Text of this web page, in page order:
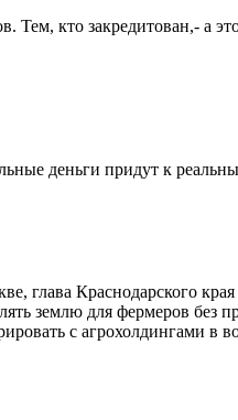
кто закредитован,- а
деньги придут к
глава Краснодарского
землю для фермеров без
с агрохолдингами в